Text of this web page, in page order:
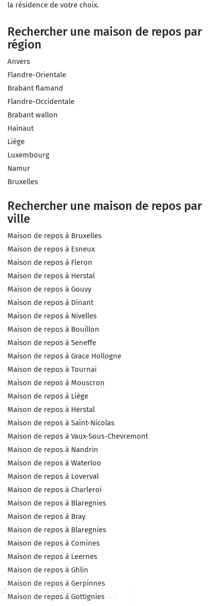
la résidence de votre choix.
Rechercher une maison de repos par
région
Anvers
Flandre-Orientale
Brabant flamand
Flandre-Occidentale
Brabant wallon
Hainaut
Liège
Luxembourg
Namur
Bruxelles
Rechercher une maison de repos par
ville
Maison de repos à Bruxelles
Maison de repos à Esneux
Maison de repos à Fleron
Maison de repos à Herstal
Maison de repos à Gouvy
Maison de repos à Dinant
Maison de repos à Nivelles
Maison de repos à Bouillon
Maison de repos à Seneffe
Maison de repos à Grace Hollogne
Maison de repos à Tournai
Maison de repos à Mouscron
Maison de repos à Liège
Maison de repos à Herstal
Maison de repos à Saint-Nicolas
Maison de repos à Vaux-Sous-Chevremont
Maison de repos à Nandrin
Maison de repos à Waterloo
Maison de repos à Loverval
Maison de repos à Charleroi
Maison de repos à Blaregnies
Maison de repos à Bray
Maison de repos à Blaregnies
Maison de repos à Comines
Maison de repos à Leernes
Maison de repos à Ghlin
Maison de repos à Gerpinnes
Maison de repos à Gottignies